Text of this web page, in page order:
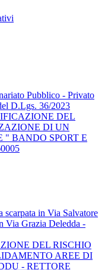
Pubblico - Privato
D.Lgs. 36/2023
DEL
DI UN
" BANDO SPORT E
in Via Salvatore
Via Grazia Deledda -
DEL RISCHIO
AREE DI
- RETTORE